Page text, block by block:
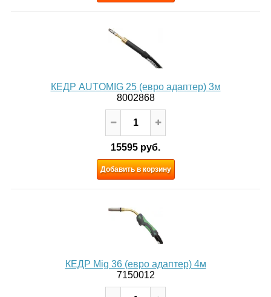
КЕДР AUTOMIG 25 (евро адаптер) 3м
8002868
15595 руб.
Добавить в корзину
КЕДР Mig 36 (евро адаптер) 4м
7150012